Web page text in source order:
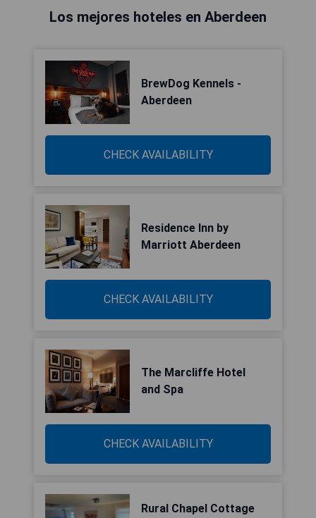
Los mejores hoteles en Aberdeen
BrewDog Kennels -
Aberdeen
CHECK AVAILABILITY
Residence Inn by
Marriott Aberdeen
CHECK AVAILABILITY
The Marcliffe Hotel
and Spa
CHECK AVAILABILITY
Rural Chapel Cottage